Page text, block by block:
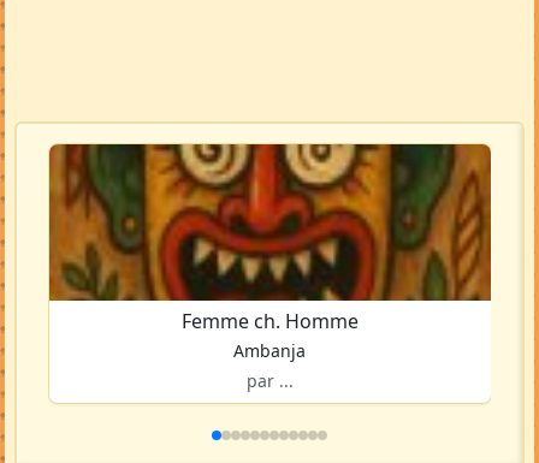
Femme ch. Homme
Ambanja
par ...